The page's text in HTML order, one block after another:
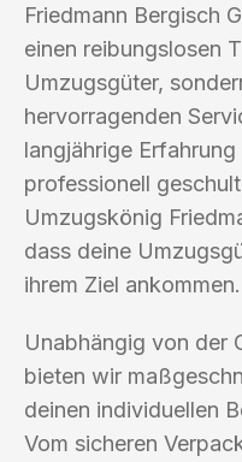
Friedmann Bergisch
einen reibungslosen
Umzugsgüter,
hervorragenden
langjährige
professionell
Umzugskönig
dass deine
ihrem Ziel ankommen.
Unabhängig von der
bieten wir
deinen individuellen
Vom sicheren